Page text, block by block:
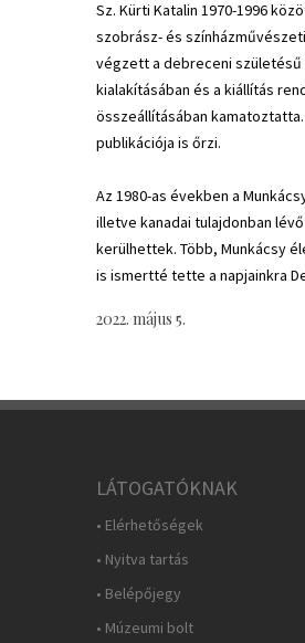
Sz. Kürti Katalin 1970-1996
szobrász- és
végzett a debreceni születésű
kialakításában és a kiállítás
összeállításában
publikációja is őrzi.
Az 1980-as években a
illetve kanadai tulajdonban
kerülhettek. Több, Munkácsy
is ismertté tette a napjainkra
2022. május 5.
LÁTOGATÓKNAK
• Elérhetőségek
• Nyitva tartás
• Belépőjegy
• Múzeumi bolt